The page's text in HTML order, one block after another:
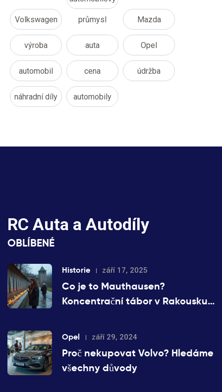
Volkswagen průmysl Mazda
výroba auta Opel
automobil cena údržba
náhradní díly automobily
RC Auta a Autodíly
OBLÍBENÉ
Historie září 17, 2025
Co je to Mauthausen?
Koncentrační tábor v Rakousku,
dnes
Opel září 29, 2024
Proč nekupovat Volvo? Hledáme
všechny důvody